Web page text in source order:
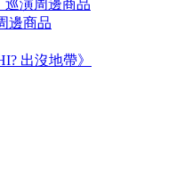
巡演周邊商品
邊商品
出沒地帶》